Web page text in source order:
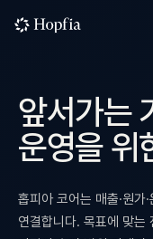
앞서가는
운영을 위
홉피아 코어는 매출·원가
연결합니다. 목표에 맞는